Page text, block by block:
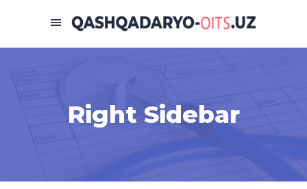
Right Sidebar